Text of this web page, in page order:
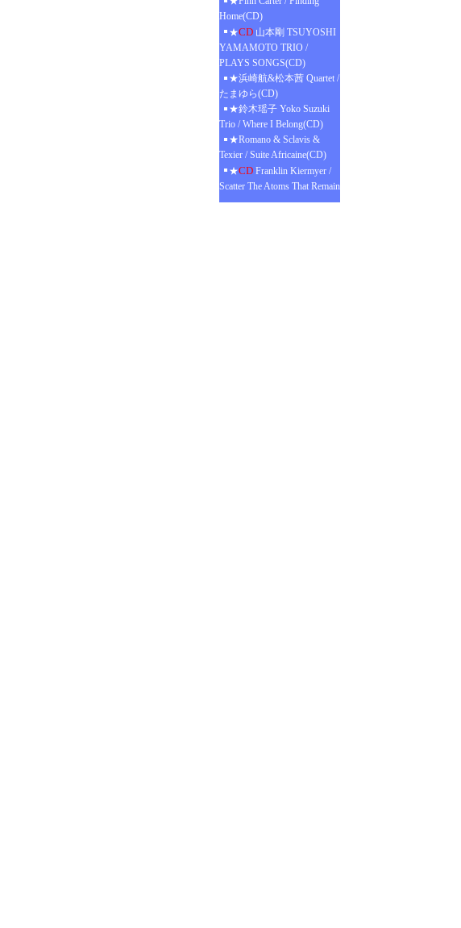
Home(CD)
★CD 山本剛 TSUYOSHI
YAMAMOTO TRIO /
PLAYS SONGS(CD)
★浜崎航&松本茜 Quartet /
たまゆら(CD)
★鈴木瑶子 Yoko Suzuki
Trio / Where I Belong(CD)
★Romano & Sclavis &
Texier / Suite Africaine(CD)
★CD Franklin Kiermyer /
Scatter The Atoms That Remain